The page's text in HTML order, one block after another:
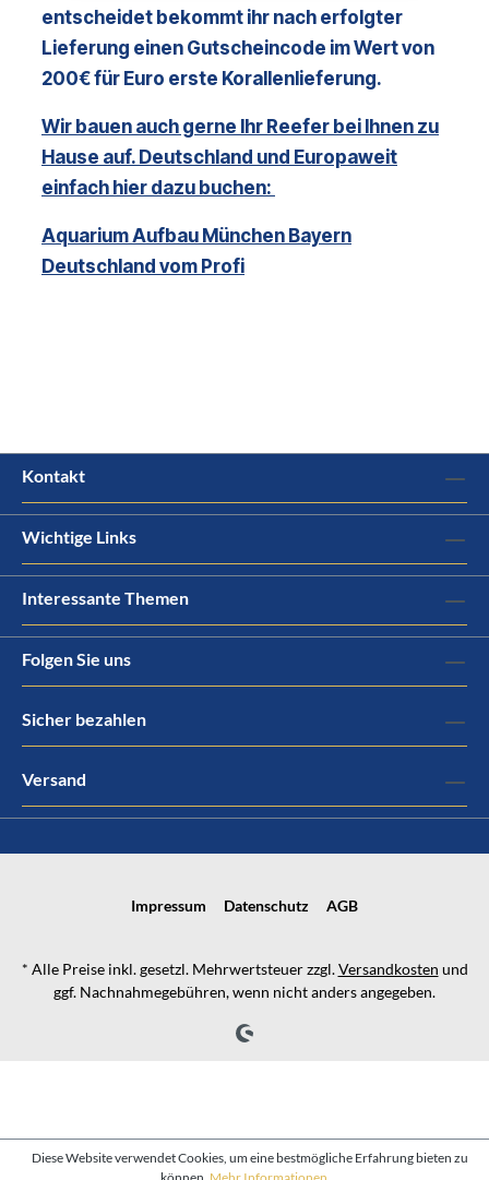
entscheidet bekommt ihr nach erfolgter
Lieferung einen Gutscheincode im Wert von
200€ für Euro erste Korallenlieferung.
Wir bauen auch gerne Ihr Reefer bei Ihnen zu
Hause auf. Deutschland und Europaweit
einfach hier dazu buchen:
Aquarium Aufbau München Bayern
Deutschland vom Profi
Kontakt
Wichtige Links
Interessante Themen
Folgen Sie uns
Sicher bezahlen
Versand
Impressum Datenschutz AGB
* Alle Preise inkl. gesetzl. Mehrwertsteuer zzgl.Versandkosten und
ggf. Nachnahmegebühren, wenn nicht anders angegeben.
Diese Website verwendet Cookies, um eine bestmögliche Erfahrung bieten zu